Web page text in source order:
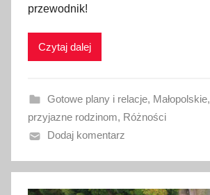
i
w
n
o
1
l
i
przewodnik!
Czytaj dalej
Gotowe plany i relacje, Małopolskie,
przyjazne rodzinom, Różności
Dodaj komentarz